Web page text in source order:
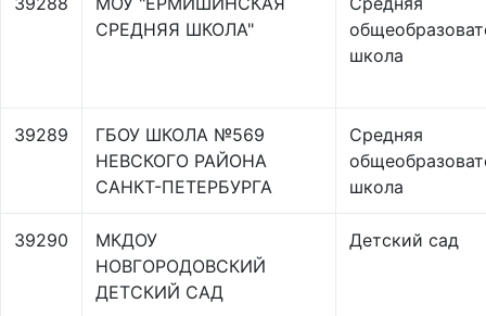
СРЕДНЯЯ ШКОЛА"
школа
39289
ГБОУ ШКОЛА №569
НЕВСКОГО РАЙОНА
САНКТ-ПЕТЕРБУРГА
Средняя
школа
39290
МКДОУ
НОВГОРОДОВСКИЙ
ДЕТСКИЙ САД
Детский сад